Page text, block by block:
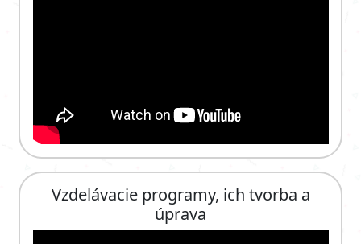
Vzdelávacie programy, ich tvorba a
úprava